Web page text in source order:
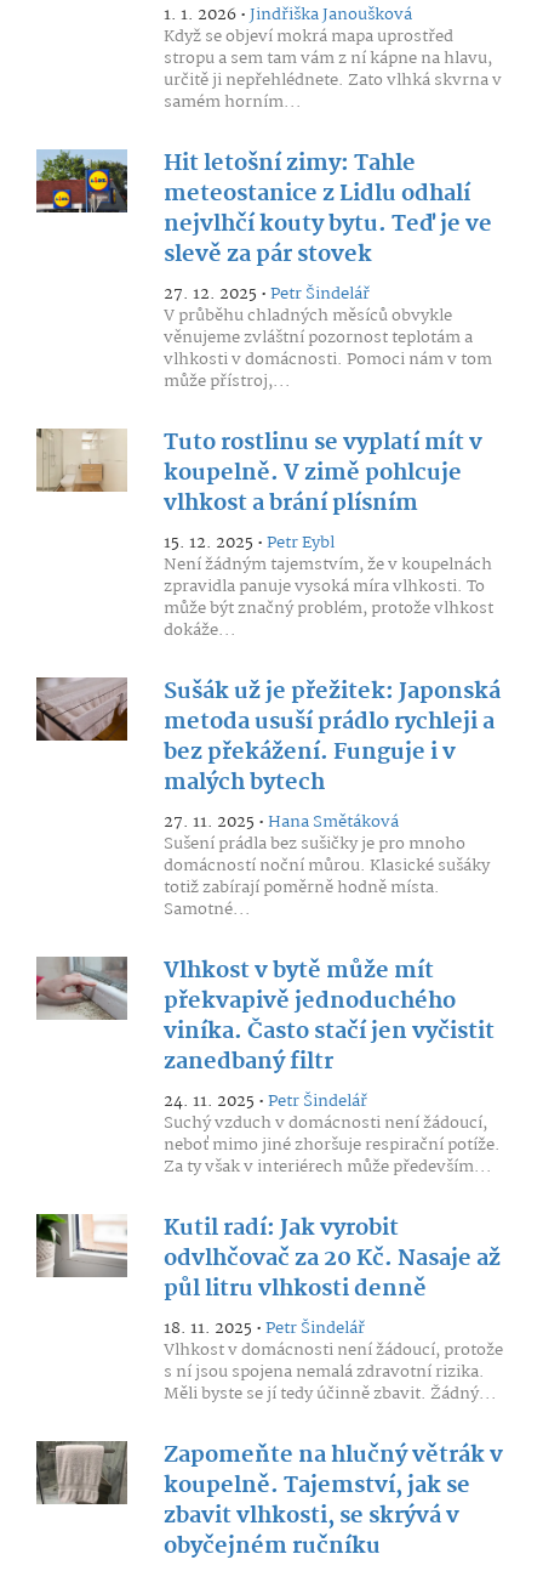
1. 1. 2026 •Jindřiška Janoušková
Když se objeví mokrá mapa uprostřed
stropu a sem tam vám z ní kápne na hlavu,
určitě ji nepřehlédnete. Zato vlhká skvrna v
samém horním...
Hit letošní zimy: Tahle
meteostanice z Lidlu odhalí
nejvlhčí kouty bytu. Teď je ve
slevě za pár stovek
27. 12. 2025 •Petr Šindelář
V průběhu chladných měsíců obvykle
věnujeme zvláštní pozornost teplotám a
vlhkosti v domácnosti. Pomoci nám v tom
může přístroj,...
Tuto rostlinu se vyplatí mít v
koupelně. V zimě pohlcuje
vlhkost a brání plísním
15. 12. 2025 •Petr Eybl
Není žádným tajemstvím, že v koupelnách
zpravidla panuje vysoká míra vlhkosti. To
může být značný problém, protože vlhkost
dokáže...
Sušák už je přežitek: Japonská
metoda usuší prádlo rychleji a
bez překážení. Funguje i v
malých bytech
27. 11. 2025 •Hana Smětáková
Sušení prádla bez sušičky je pro mnoho
domácností noční můrou. Klasické sušáky
totiž zabírají poměrně hodně místa.
Samotné...
Vlhkost v bytě může mít
překvapivě jednoduchého
viníka. Často stačí jen vyčistit
zanedbaný filtr
24. 11. 2025 •Petr Šindelář
Suchý vzduch v domácnosti není žádoucí,
neboť mimo jiné zhoršuje respirační potíže.
Za ty však v interiérech může především...
Kutil radí: Jak vyrobit
odvlhčovač za 20 Kč. Nasaje až
půl litru vlhkosti denně
18. 11. 2025 •Petr Šindelář
Vlhkost v domácnosti není žádoucí, protože
s ní jsou spojena nemalá zdravotní rizika.
Měli byste se jí tedy účinně zbavit. Žádný...
Zapomeňte na hlučný větrák v
koupelně. Tajemství, jak se
zbavit vlhkosti, se skrývá v
obyčejném ručníku